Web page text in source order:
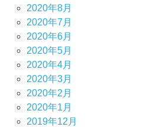
2020年8月
2020年7月
2020年6月
2020年5月
2020年4月
2020年3月
2020年2月
2020年1月
2019年12月